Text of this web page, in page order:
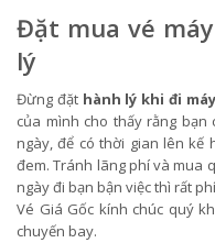
Đặt mua vé
lý
Đừng đặt hành lý khi đi
của mình cho thấy rằng
ngày, để có thời gian lên kế
đem. Tránh lãng phí và mua
ngày đi bạn bận việc thì rất
Vé Giá Gốc kính chúc quý
chuyến bay.